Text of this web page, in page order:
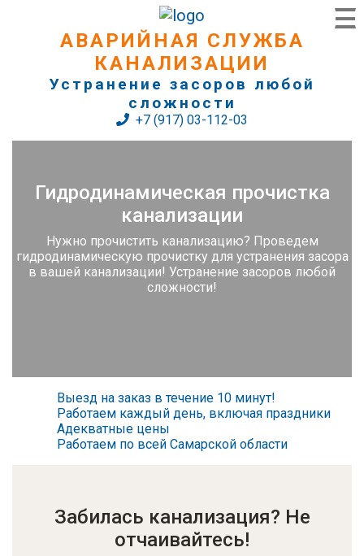
АВАРИЙНАЯ СЛУЖБА
КАНАЛИЗАЦИИ
Устранение засоров любой
сложности
+7 (917) 03-112-03
Гидродинамическая прочистка
канализации
Нужно прочистить канализацию? Проведем
гидродинамическую прочистку для устранения засора
в вашей канализации! Устранение засоров любой
сложности!
Выезд на заказ в течение 10 минут!
Работаем каждый день, включая праздники
Адекватные цены
Работаем по всей Самарской области
Забилась канализация? Не
отчаивайтесь!